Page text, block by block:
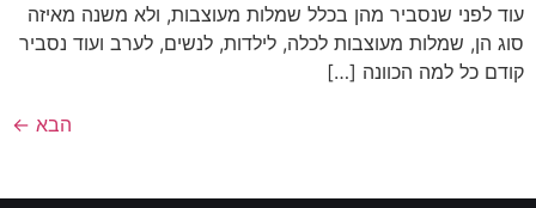
עוד לפני שנסביר מהן בכלל שמלות מעוצבות, ולא משנה מאיזה
סוג הן, שמלות מעוצבות לכלה, לילדות, לנשים, לערב ועוד נסביר
קודם כל למה הכוונה […]
הבא ←